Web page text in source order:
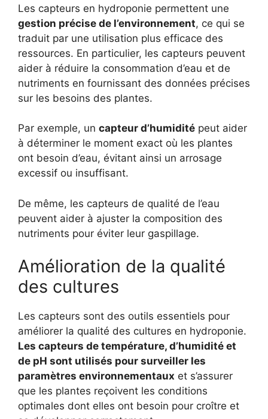
Les capteurs en hydroponie permettent une
gestion précise de l’environnement, ce qui se
traduit par une utilisation plus efficace des
ressources. En particulier, les capteurs peuvent
aider à réduire la consommation d’eau et de
nutriments en fournissant des données précises
sur les besoins des plantes.
Par exemple, un capteur d’humidité peut aider
à déterminer le moment exact où les plantes
ont besoin d’eau, évitant ainsi un arrosage
excessif ou insuffisant.
De même, les capteurs de qualité de l’eau
peuvent aider à ajuster la composition des
nutriments pour éviter leur gaspillage.
Amélioration de la qualité
des cultures
Les capteurs sont des outils essentiels pour
améliorer la qualité des cultures en hydroponie.
Les capteurs de température, d’humidité et
de pH sont utilisés pour surveiller les
paramètres environnementaux et s’assurer
que les plantes reçoivent les conditions
optimales dont elles ont besoin pour croître et